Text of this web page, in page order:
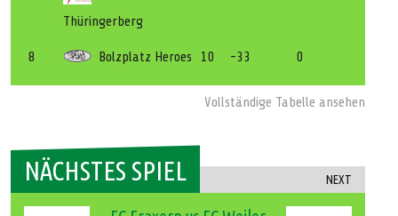
Thüringerberg
8 Bolzplatz Heroes 10 -33 0
Vollständige Tabelle ansehen
NEXT
NÄCHSTES SPIEL